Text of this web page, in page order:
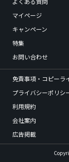
マイページ
キャンペーン
特集
お問い合わせ
免責事項・コピーラ
プライバシーポリシ
利用規約
会社案内
広告掲載